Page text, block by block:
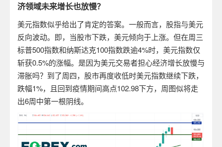
济领域未来增长也放慢？
美元指数似乎给出了肯定的答案。一般而言，股指与美元
反向波动。即，当股市下跌，美元倾向于上涨。但在周三
标普500指数和纳斯达克100指数跌逾4%时，美元指数仅
斩获0.5%的涨幅。是因为美元交易者担心经济增长放慢与
滞胀吗？到了周四，股市再度收低时美元指数继续下跌，
跌幅1%，且回到疫情期间高点102.98下方，周图似将走
出6周中第一根阴线。